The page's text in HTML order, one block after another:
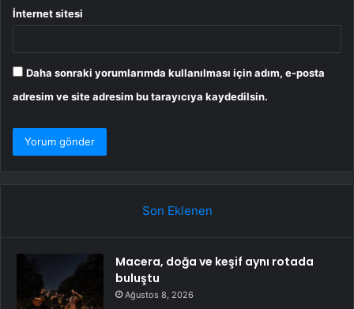
İnternet sitesi
Daha sonraki yorumlarımda kullanılması için adım, e-posta
adresim ve site adresim bu tarayıcıya kaydedilsin.
Son Eklenen
Macera, doğa ve keşif aynı rotada
buluştu
Ağustos 8, 2026